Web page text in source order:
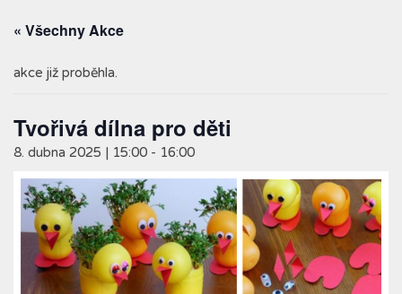
« Všechny Akce
akce již proběhla.
Tvořivá dílna pro děti
8. dubna 2025 | 15:00 - 16:00